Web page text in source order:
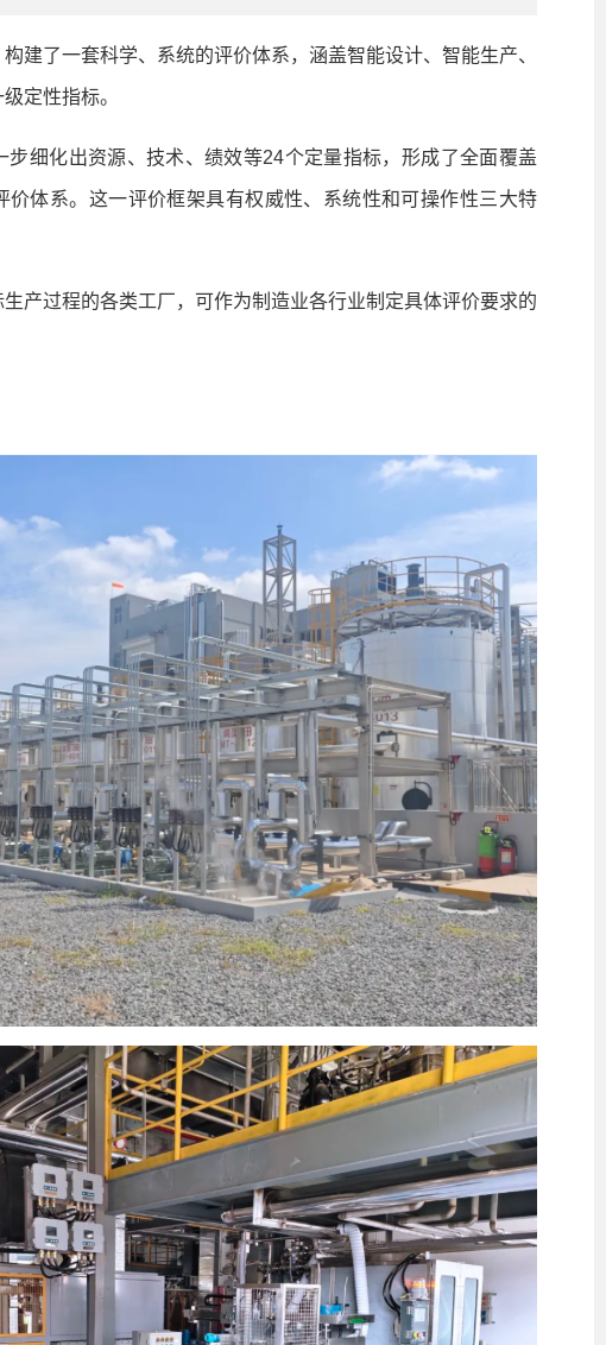
了一套科学、系统的评价体系，涵盖智能设计、智能生产、
定性指标。
细化出资源、技术、绩效等24个定量指标，形成了全面覆盖
价体系。这一评价框架具有权威性、系统性和可操作性三大特
过程的各类工厂，可作为制造业各行业制定具体评价要求的